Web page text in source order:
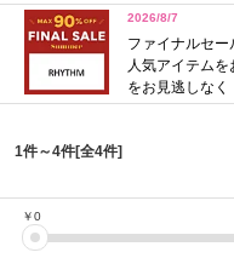
2026/8/7
ファイナルセー
人気アイテム
をお見逃しなく
1件～4件[全4件]
￥0